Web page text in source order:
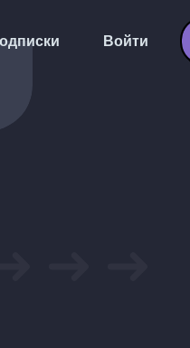
Войти